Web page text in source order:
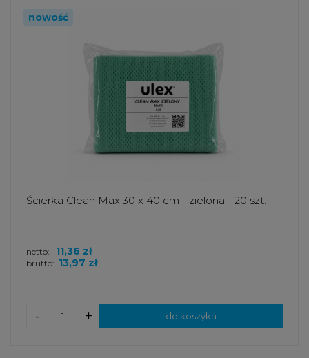
Ścierka Clean Max 30 x 40 cm - zielona - 20 szt.
brutto: 13,97 zł
netto: 11,36 zł
+
- do koszyka
nowość